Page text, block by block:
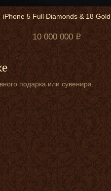
iPhone 5 Full Diamonds & 18 Gold
10 000 000
подарка или сувенира.